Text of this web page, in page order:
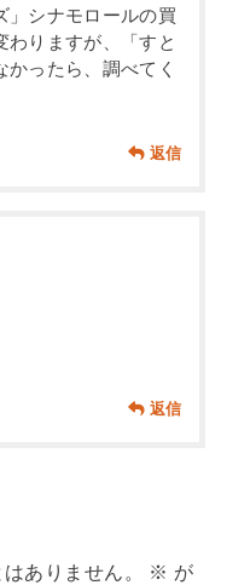
」シナモロールの買
すが、「すと
ったら、調べてく
返信
返信
ありません。 ※ が